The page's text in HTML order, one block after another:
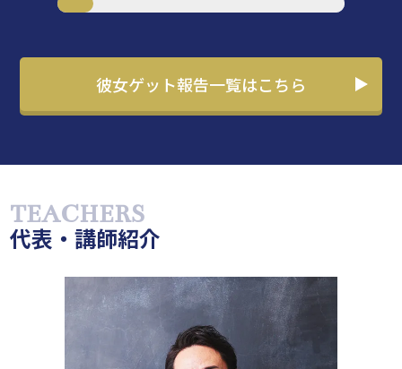
彼女ゲット報告一覧はこちら
代表・講師紹介